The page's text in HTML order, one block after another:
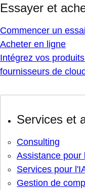
Essayer et
Commencer un essai
Acheter en ligne
Intégrez vos
fournisseurs de cloud
Services et
Consulting
Assistance pour
Services pour
Gestion de